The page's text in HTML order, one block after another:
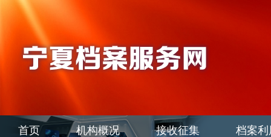
首页 机构概况 接收征集 档案利